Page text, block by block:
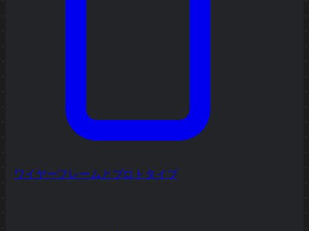
ワイヤーフレームとプロトタイプ